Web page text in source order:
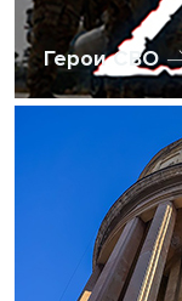
Герои СВО